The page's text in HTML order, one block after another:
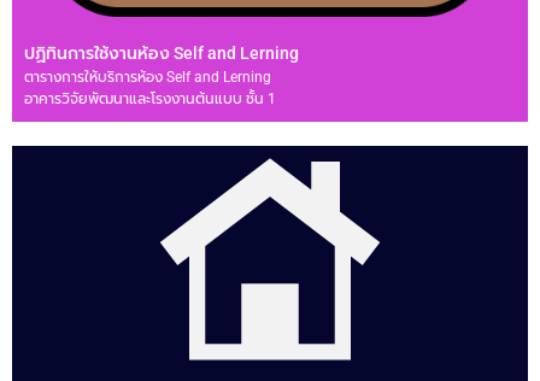
ปฏิทินการใช้งานห้อง Self and Lerning
ตารางการให้บริการห้อง Self and Lerning
อาคารวิจัยพัฒนาและโรงงานต้นแบบ ชั้น 1